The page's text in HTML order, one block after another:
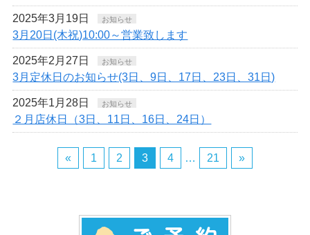
2025年3月19日 お知らせ
3月20日(木祝)10:00～営業致します
2025年2月27日 お知らせ
3月定休日のお知らせ(3日、9日、17日、23日、31日)
2025年1月28日 お知らせ
２月店休日（3日、11日、16日、24日）
« 1 2 3 4 … 21 »